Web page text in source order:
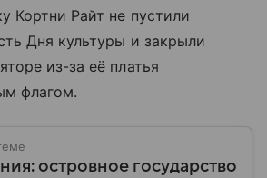
Кортни Райт не пустили
Дня культуры и закрыли
из-за её платья
флагом.
островное государство